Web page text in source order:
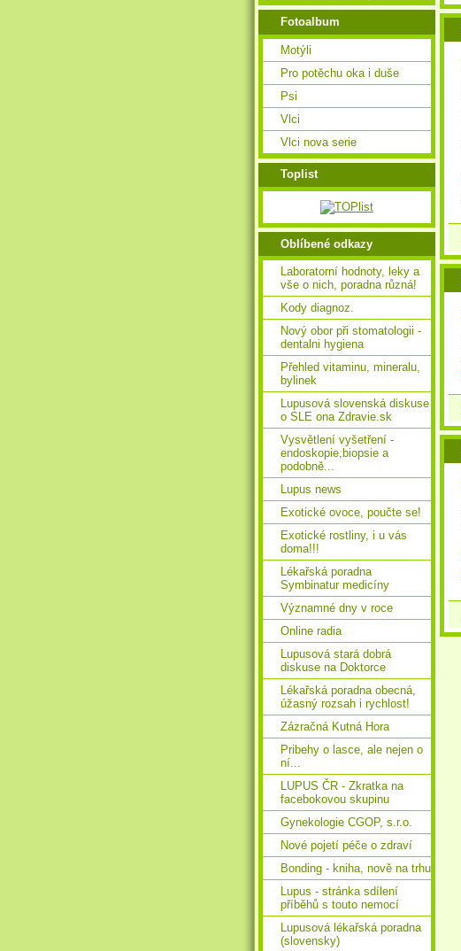
Fotoalbum
Motýli
Pro potěchu oka i duše
Psi
Vlci
Vlci nova serie
Toplist
Oblíbené odkazy
Laboratorní hodnoty, leky a
vše o nich, poradna různá!
Kody diagnoz.
Nový obor při stomatologii -
dentalni hygiena
Přehled vitaminu, mineralu,
bylinek
Lupusová slovenská diskuse
o SLE ona Zdravie.sk
Vysvětlení vyšetření -
endoskopie,biopsie a
podobně...
Lupus news
Exotické ovoce, poučte se!
Exotické rostliny, i u vás
doma!!!
Lékařská poradna
Symbinatur medicíny
Významné dny v roce
Online radia
Lupusová stará dobrá
diskuse na Doktorce
Lékařská poradna obecná,
úžasný rozsah i rychlost!
Zázračná Kutná Hora
Pribehy o lasce, ale nejen o
ní...
LUPUS ČR - Zkratka na
facebokovou skupinu
Gynekologie CGOP, s.r.o.
Nové pojetí péče o zdraví
Bonding - kniha, nově na trhu
Lupus - stránka sdílení
příběhů s touto nemocí
Lupusová lékařská poradna
(slovensky)